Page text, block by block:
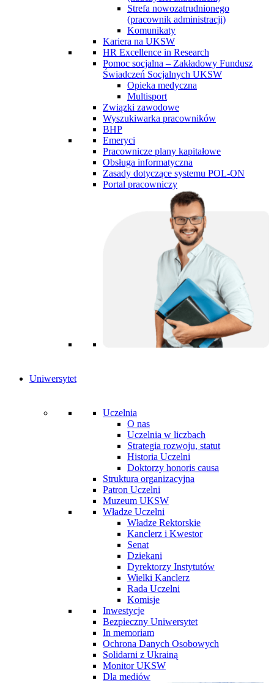
Strefa nowozatrudnionego
(pracownik administracji)
Komunikaty
Kariera na UKSW
HR Excellence in Research
Pomoc socjalna – Zakładowy Fundusz
Świadczeń Socjalnych UKSW
Opieka medyczna
Multisport
Związki zawodowe
Wyszukiwarka pracowników
BHP
Emeryci
Pracownicze plany kapitałowe
Obsługa informatyczna
Zasady dotyczące systemu POL-ON
Portal pracowniczy
Uniwersytet
Uczelnia
O nas
Uczelnia w liczbach
Strategia rozwoju, statut
Historia Uczelni
Doktorzy honoris causa
Struktura organizacyjna
Patron Uczelni
Muzeum UKSW
Władze Uczelni
Władze Rektorskie
Kanclerz i Kwestor
Senat
Dziekani
Dyrektorzy Instytutów
Wielki Kanclerz
Rada Uczelni
Komisje
Inwestycje
Bezpieczny Uniwersytet
In memoriam
Ochrona Danych Osobowych
Solidarni z Ukrainą
Monitor UKSW
Dla mediów